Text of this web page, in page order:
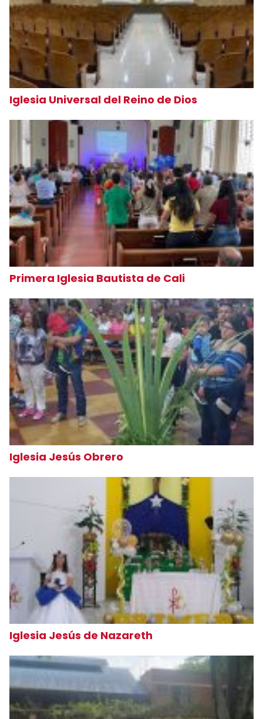
Iglesia Universal del Reino de Dios
Primera Iglesia Bautista de Cali
Iglesia Jesús Obrero
Iglesia Jesús de Nazareth